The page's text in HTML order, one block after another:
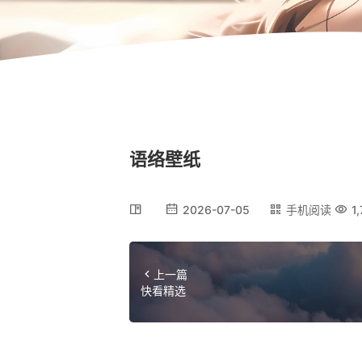
语络壁纸
2026-07-05 手机阅读
上一篇
快看精选